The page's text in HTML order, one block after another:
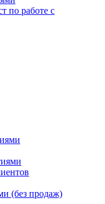
по работе с
(без продаж)